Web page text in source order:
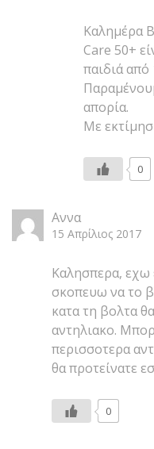
Καλημέρα
Care 50+
παιδιά
απορία.
Με
0
Αννα
15 Απρίλιος 2017
Καλησπερα, εχω
σκοπευω να το
κατα τη βολτα
αντηλιακο.
περισσοτερα
θα προτείνατε
0